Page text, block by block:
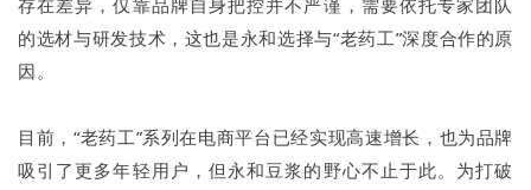
的选材与研发技术，这也是永和选择与“老药工”深度合作的原
因。
目前，“老药工”系列在电商平台已经实现高速增长，也为品牌
吸引了更多年轻用户，但永和豆浆的野心不止于此。为打破